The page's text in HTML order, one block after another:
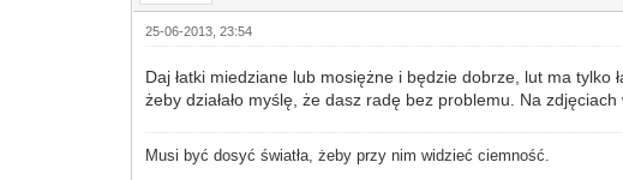
25-06-2013, 23:54
Daj łatki miedziane lub mosiężne i będzie dobrze, lut ma tylko
żeby działało myślę, że dasz radę bez problemu. Na
Musi być dosyć światła, żeby przy nim widzieć ciemność.